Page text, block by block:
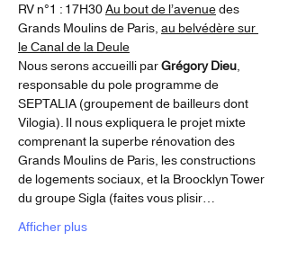
RV n°1 : 17H30 Au bout de l’avenue des
Grands Moulins de Paris, au belvédère sur
le Canal de la Deule
Nous serons accueilli par Grégory Dieu,
responsable du pole programme de
SEPTALIA (groupement de bailleurs dont
Vilogia). Il nous expliquera le projet mixte
comprenant la superbe rénovation des
Grands Moulins de Paris, les constructions
de logements sociaux, et la Broocklyn Tower
du groupe Sigla (faites vous plisir…
Afficher plus